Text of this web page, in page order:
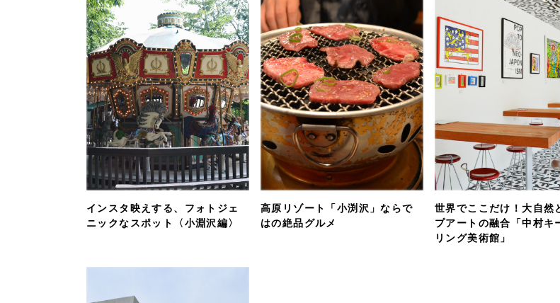
インスタ映えする、フォトジェ
ニックなスポット〈小淵沢編〉
高原リゾート「小渕沢」ならで
はの絶品グルメ
世界でここだけ！大自然
プアートの融合「中村キ
リング美術館」